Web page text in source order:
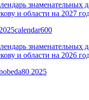
знаменательных
и области на 2027
знаменательных
и области на 2026